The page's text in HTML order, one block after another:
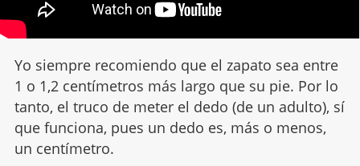
Yo siempre recomiendo que el zapato sea entre
1 o 1,2 centímetros más largo que su pie. Por lo
tanto, el truco de meter el dedo (de un adulto), sí
que funciona, pues un dedo es, más o menos,
un centímetro.